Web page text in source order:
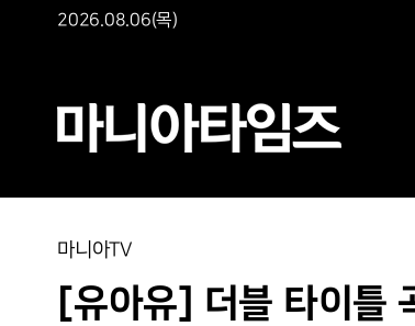
2026.08.06(목)
마니아TV
[유아유] 더블 타이